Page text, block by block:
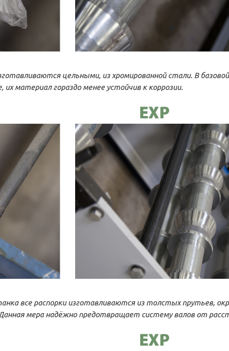
цельными, из хромированной стали. В
их материал гораздо менее устойчив к коррозии.
все распорки изготавливаются из толстых прутьев,
мера надёжно предотвращает систему валов от